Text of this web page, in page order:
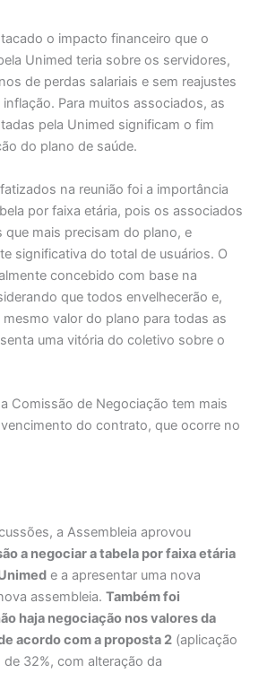
o impacto financeiro que o
Unimed teria sobre os servidores,
de perdas salariais e sem reajustes
Para muitos associados, as
pela Unimed significam o fim
do plano de saúde.
na reunião foi a importância
por faixa etária, pois os associados
que mais precisam do plano, e
significativa do total de usuários. O
concebido com base na
que todos envelhecerão e,
valor do plano para todas as
uma vitória do coletivo sobre o
Comissão de Negociação tem mais
do contrato, que ocorre no
a Assembleia aprovou
a negociar a tabela por faixa etária
e a apresentar uma nova
assembleia.Também foi
haja negociação nos valores da
acordo com a proposta 2 (aplicação
32%, com alteração da